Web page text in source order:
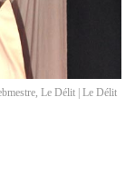
Le Délit | Le Délit